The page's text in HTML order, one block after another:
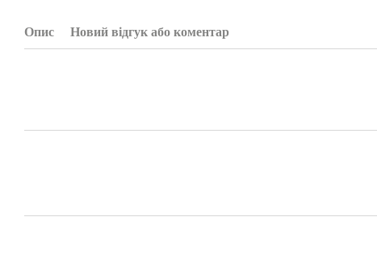
Опис Новий відгук або коментар